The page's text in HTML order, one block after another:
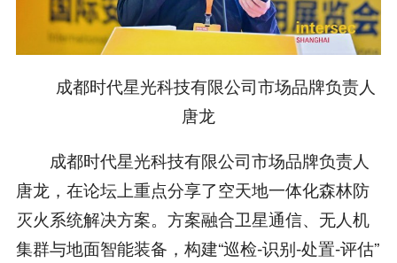
成都时代星光科技有限公司市场品牌负责人
唐龙
成都时代星光科技有限公司市场品牌负责人
唐龙，在论坛上重点分享了空天地一体化森林防
灭火系统解决方案。方案融合卫星通信、无人机
集群与地面智能装备，构建“巡检-识别-处置-评估”